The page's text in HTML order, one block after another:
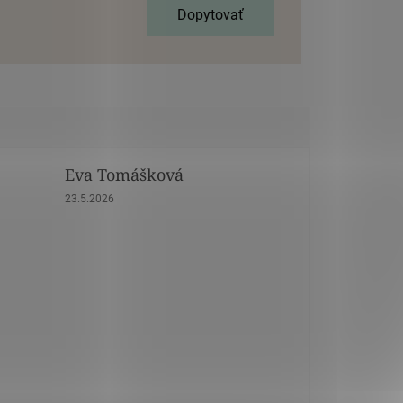
Dopytovať
Eva Tomášková
Hodnotenie obchodu je 5 z 5 hviezdičiek.
23.5.2026